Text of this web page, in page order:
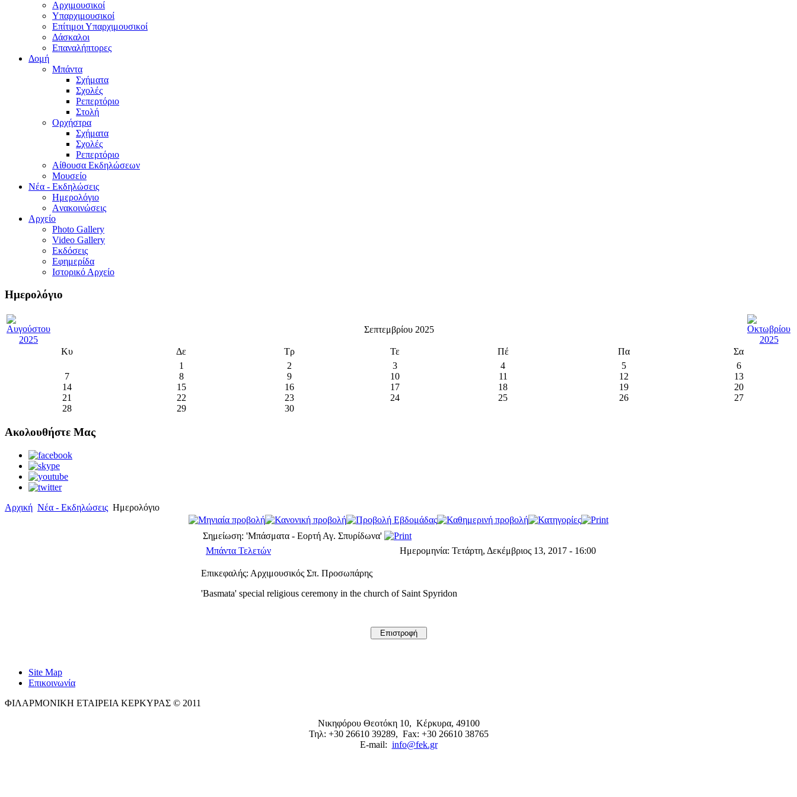
Aρχιμουσικοί
Υπαρχιμουσικοί
Επίτιμοι Υπαρχιμουσικοί
Δάσκαλοι
Επαναλήπτορες
Δομή
Μπάντα
Σχήματα
Σχολές
Ρεπερτόριο
Στολή
Ορχήστρα
Σχήματα
Σχολές
Ρεπερτόριο
Aίθουσα Εκδηλώσεων
Μουσείο
Νέα - Εκδηλώσεις
Ημερολόγιο
Aνακοινώσεις
Αρχείο
Photo Gallery
Video Gallery
Εκδόσεις
Εφημερίδα
Ιστορικό Αρχείο
Ημερολόγιο
Σεπτεμβρίου 2025
Κυ Δε Τρ Τε Πέ Πα
Σα
1
2 3 4 5
6
7
8 9 10 11 12
13
14
15 16 17 18 19
20
21
22 23 24 25 26
27
28
29 30
Ακολουθήστε Μας
Αρχική Νέα - Εκδηλώσεις Ημερολόγιο
Σημείωση: 'Μπάσματα - Εορτή Αγ. Σπυρίδωνα'
Μπάντα Τελετών
Ημερομηνία: Τετάρτη, Δεκέμβριος 13, 2017 - 16:00
Επικεφαλής: Αρχιμουσικός Σπ. Προσωπάρης
'Basmata' special religious ceremony in the church of Saint Spyridon
Site Map
Επικοινωνία
ΦΙΛΑΡΜΟΝΙΚΗ ΕΤΑΙΡΕΙΑ ΚΕΡΚΥΡΑΣ © 2011
Νικηφόρου Θεοτόκη 10, Κέρκυρα, 49100
Τηλ: +30 26610 39289, Fax: +30 26610 38765
E-mail: info@fek.gr